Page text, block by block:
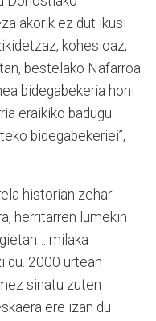
ez dut ikusi
kohesioaz,
bestelako Nafarroa
bidegabekeria honi
eraikiko badugu
bidegabekeriei”,
historian zehar
herritarren lumekin
milaka
du. 2000 urtean
sinatu zuten
ere izan du